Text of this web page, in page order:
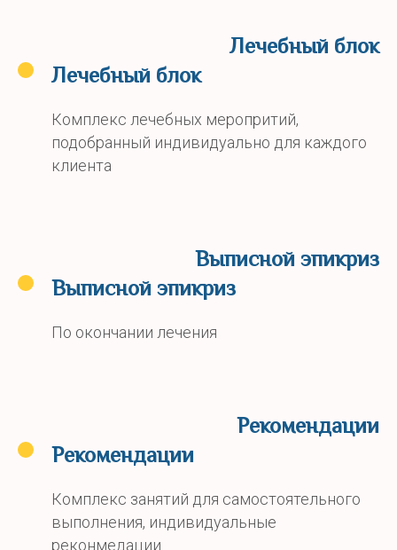
Лечебный блок
Лечебный блок
Комплекс лечебных меропритий,
подобранный индивидуально для каждого
клиента
Выписной эпикриз
Выписной эпикриз
По окончании лечения
Рекомендации
Рекомендации
Комплекс занятий для самостоятельного
выполнения, индивидуальные
реконмедации